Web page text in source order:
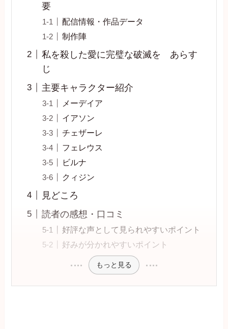
要
配信情報・作品データ
制作陣
私を殺した愛に完璧な破滅を あらす
じ
主要キャラクター紹介
メーデイア
イアソン
チェザーレ
フェレウス
ビルナ
クィジン
見どころ
読者の感想・口コミ
好評な声として見られやすいポイント
好みが分かれやすいポイント
もっと見る